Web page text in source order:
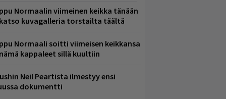
Normaalin viimeinen keikka tänään
kuvagalleria torstailta täältä
Normaali soitti viimeisen keikkansa
kappaleet sillä kuultiin
Neil Peartista ilmestyy ensi
dokumentti